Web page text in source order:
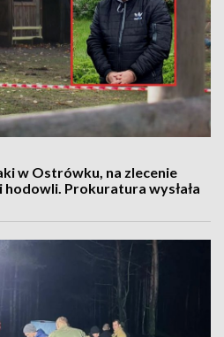
w Ostrówku, na zlecenie
hodowli. Prokuratura wysłała